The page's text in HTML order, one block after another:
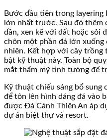
Bước đầu tiên trong
lớn nhất trước. Sau đó thêm
dần, xen kẽ với đất hoặc sỏi
chôn một phần đá lớn
nhiên. Kết hợp với cây trồng
bật kỹ thuật này. Toàn bộ
mắt thẩm mỹ tinh tường để
Kỹ thuật chiếu sáng bổ sung
để tôn lên hình dáng đá vào
được Đá Cảnh Thiên An áp
dự án biệt thự và resort.